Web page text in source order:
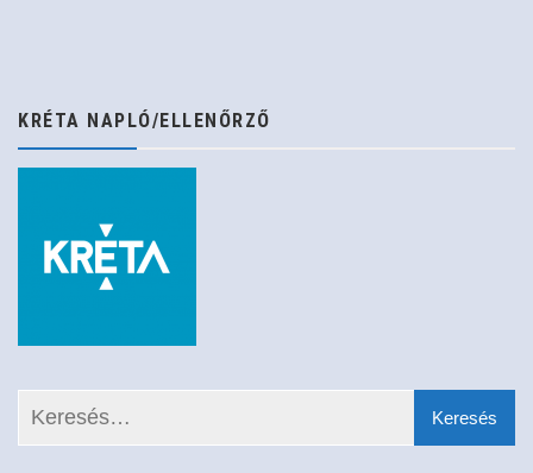
KRÉTA NAPLÓ/ELLENŐRZŐ